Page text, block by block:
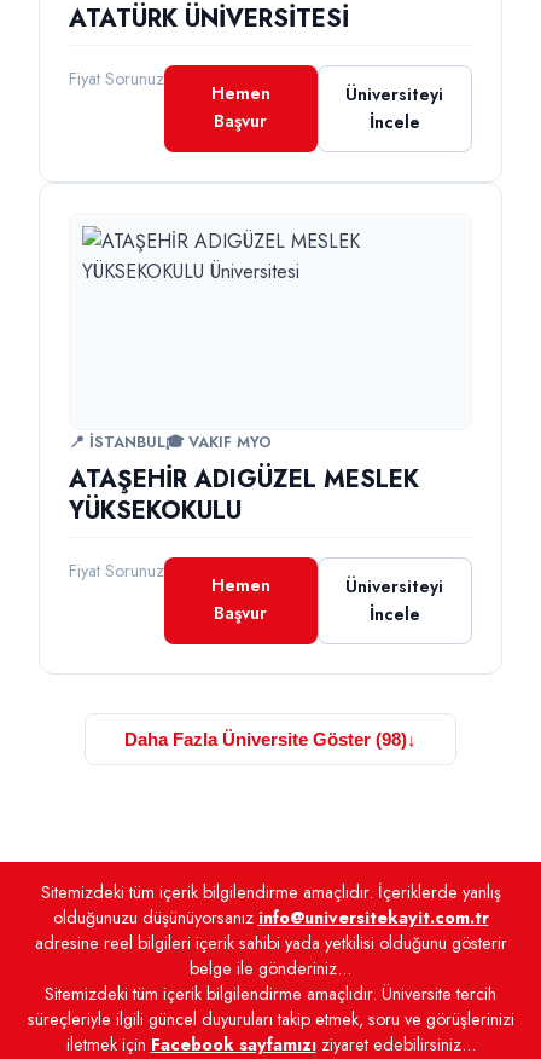
ATATÜRK ÜNİVERSİTESİ
Fiyat Sorunuz
Hemen
Başvur
Üniversiteyi
İncele
📍 İSTANBUL🎓 VAKIF MYO
ATAŞEHİR ADIGÜZEL MESLEK
YÜKSEKOKULU
Fiyat Sorunuz
Hemen
Başvur
Üniversiteyi
İncele
Daha Fazla Üniversite Göster (98)↓
Sitemizdeki tüm içerik bilgilendirme amaçlıdır. İçeriklerde yanlış
olduğunuzu düşünüyorsanız info@universitekayit.com.tr
adresine reel bilgileri içerik sahibi yada yetkilisi olduğunu gösterir
belge ile gönderiniz...
Sitemizdeki tüm içerik bilgilendirme amaçlıdır. Üniversite tercih
süreçleriyle ilgili güncel duyuruları takip etmek, soru ve görüşlerinizi
iletmek için Facebook sayfamızıziyaret edebilirsiniz...